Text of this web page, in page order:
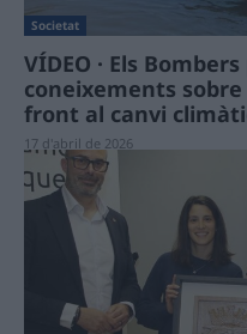
Societat
VÍDEO · Els
coneixements
front al canvi
17 d'abril de 2026